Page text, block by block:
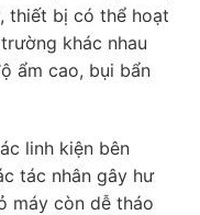
thiết bị có thể hoạt
khác nhau
ẩm cao, bụi bẩn
linh kiện bên
tác nhân gây hư
máy còn dễ tháo